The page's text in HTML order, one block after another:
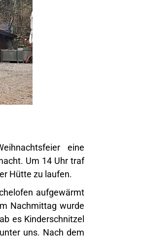
eine
Um 14 Uhr traf
Hütte zu laufen.
aufgewärmt
Nachmittag wurde
es Kinderschnitzel
uns. Nach dem